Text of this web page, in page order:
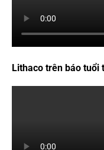
Lithaco trên báo tuổi